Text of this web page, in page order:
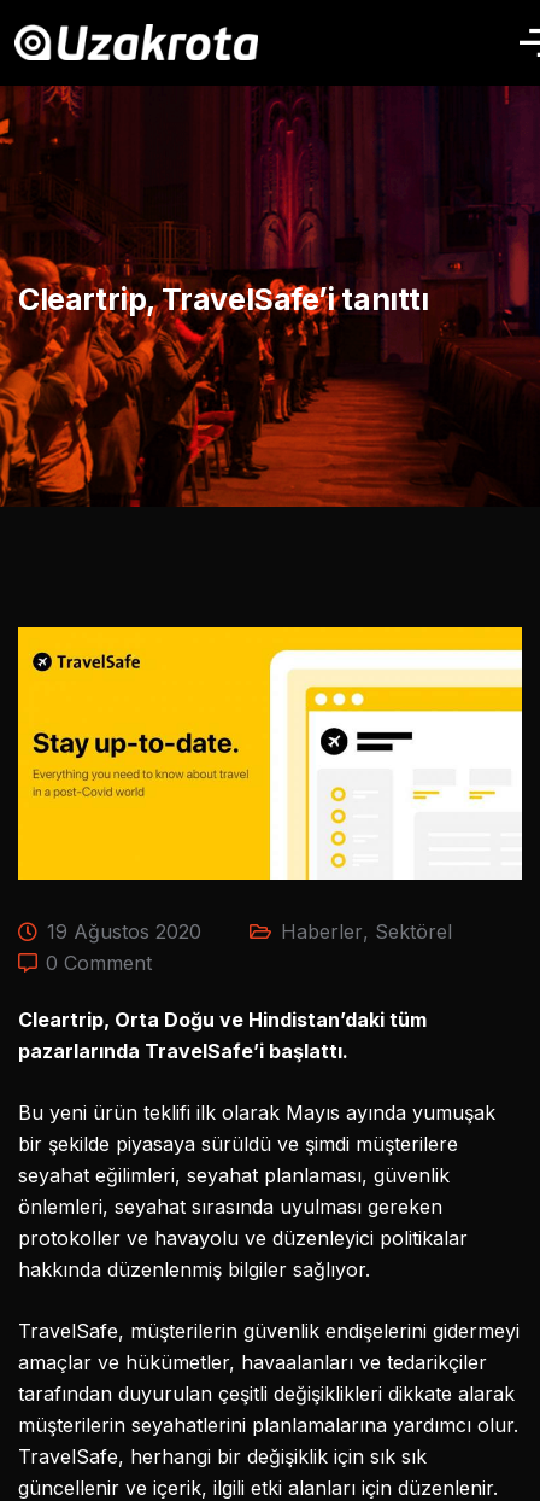
Cleartrip, TravelSafe’i tanıttı
19 Ağustos 2020 Haberler, Sektörel
0 Comment
Cleartrip, Orta Doğu ve Hindistan’daki tüm
pazarlarında TravelSafe’i başlattı.
Bu yeni ürün teklifi ilk olarak Mayıs ayında yumuşak
bir şekilde piyasaya sürüldü ve şimdi müşterilere
seyahat eğilimleri, seyahat planlaması, güvenlik
önlemleri, seyahat sırasında uyulması gereken
protokoller ve havayolu ve düzenleyici politikalar
hakkında düzenlenmiş bilgiler sağlıyor.
TravelSafe, müşterilerin güvenlik endişelerini gidermeyi
amaçlar ve hükümetler, havaalanları ve tedarikçiler
tarafından duyurulan çeşitli değişiklikleri dikkate alarak
müşterilerin seyahatlerini planlamalarına yardımcı olur.
TravelSafe, herhangi bir değişiklik için sık sık
güncellenir ve içerik, ilgili etki alanları için düzenlenir.